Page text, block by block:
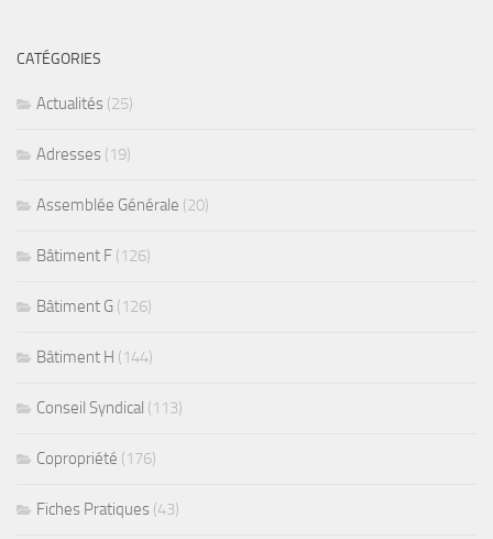
CATÉGORIES
Actualités (25)
Adresses (19)
Assemblée Générale (20)
Bâtiment F (126)
Bâtiment G (126)
Bâtiment H (144)
Conseil Syndical (113)
Copropriété (176)
Fiches Pratiques (43)